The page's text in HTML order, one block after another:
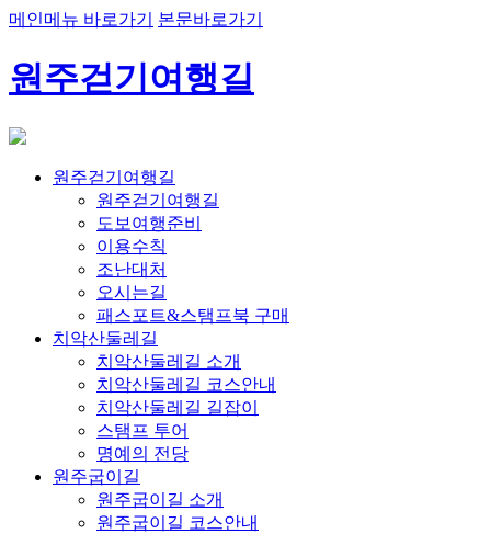
메인메뉴 바로가기 본문바로가기
원주걷기여행길
원주걷기여행길
원주걷기여행길
도보여행준비
이용수칙
조난대처
오시는길
패스포트&스탬프북 구매
치악산둘레길
치악산둘레길 소개
치악산둘레길 코스안내
치악산둘레길 길잡이
스탬프 투어
명예의 전당
원주굽이길
원주굽이길 소개
원주굽이길 코스안내